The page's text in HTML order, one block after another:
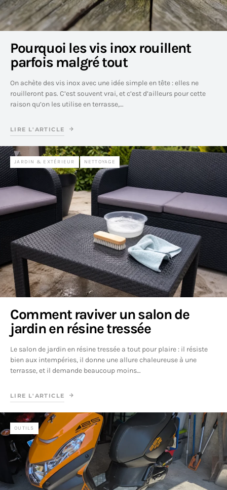
Pourquoi les vis inox rouillent
parfois malgré tout
On achète des vis inox avec une idée simple en tête : elles ne
rouilleront pas. C’est souvent vrai, et c’est d’ailleurs pour cette
raison qu’on les utilise en terrasse,…
LIRE L'ARTICLE
JARDIN & EXTÉRIEUR NETTOYAGE
Comment raviver un salon de
jardin en résine tressée
Le salon de jardin en résine tressée a tout pour plaire : il résiste
bien aux intempéries, il donne une allure chaleureuse à une
terrasse, et il demande beaucoup moins…
LIRE L'ARTICLE
OUTILS